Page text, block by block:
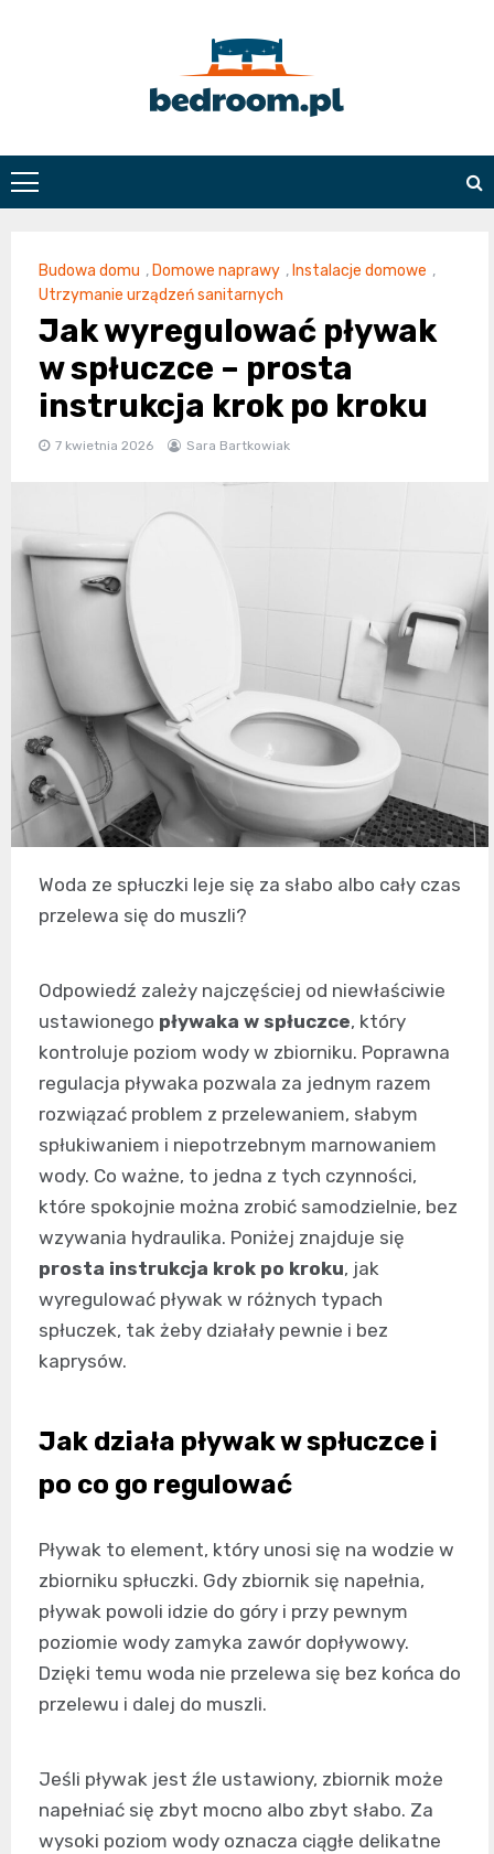
Bedroom.pl
Budowa domu , Domowe naprawy , Instalacje domowe ,
Utrzymanie urządzeń sanitarnych
Jak wyregulować pływak
w spłuczce – prosta
instrukcja krok po kroku
7 kwietnia 2026 Sara Bartkowiak
Woda ze spłuczki leje się za słabo albo cały czas
przelewa się do muszli?
Odpowiedź zależy najczęściej od niewłaściwie
ustawionego pływaka w spłuczce, który
kontroluje poziom wody w zbiorniku. Poprawna
regulacja pływaka pozwala za jednym razem
rozwiązać problem z przelewaniem, słabym
spłukiwaniem i niepotrzebnym marnowaniem
wody. Co ważne, to jedna z tych czynności,
które spokojnie można zrobić samodzielnie, bez
wzywania hydraulika. Poniżej znajduje się
prosta instrukcja krok po kroku, jak
wyregulować pływak w różnych typach
spłuczek, tak żeby działały pewnie i bez
kaprysów.
Jak działa pływak w spłuczce i
po co go regulować
Pływak to element, który unosi się na wodzie w
zbiorniku spłuczki. Gdy zbiornik się napełnia,
pływak powoli idzie do góry i przy pewnym
poziomie wody zamyka zawór dopływowy.
Dzięki temu woda nie przelewa się bez końca do
przelewu i dalej do muszli.
Jeśli pływak jest źle ustawiony, zbiornik może
napełniać się zbyt mocno albo zbyt słabo. Za
wysoki poziom wody oznacza ciągłe delikatne